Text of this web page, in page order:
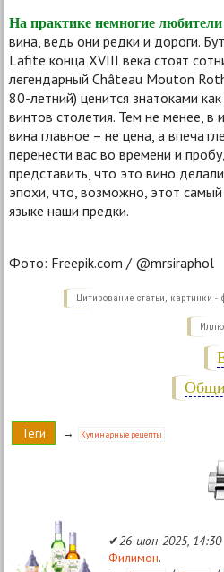
На практике немногие
вина, ведь они редки и дороги.
Lafite конца XVIII века стоят
легендарный Château Mouton
80-летний) ценится знатоками
винтов столетия. Тем не менее, в
вина главное – не цена, а
перенести вас во времени и
представить, что это вино
эпохи, что, возможно, этот
языке наши предки.
Фото: Freepik.com / @mrsiraphol
Цитирование статьи, картинки -
Теги → Кулинарные рецепты
✔26-июн-2025, 14:30
Филимон.